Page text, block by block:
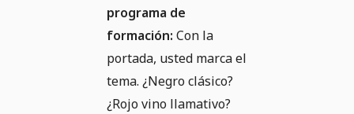
programa de
formación: Con la
portada, usted marca el
tema. ¿Negro clásico?
¿Rojo vino llamativo?